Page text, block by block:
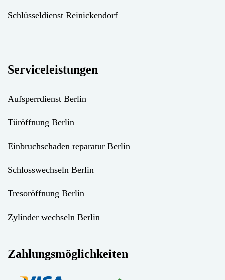
Schlüsseldienst Reinickendorf
Serviceleistungen
Aufsperrdienst Berlin
Türöffnung Berlin
Einbruchschaden reparatur Berlin
Schlosswechseln Berlin
Tresoröffnung Berlin
Zylinder wechseln Berlin
Zahlungsmöglichkeiten